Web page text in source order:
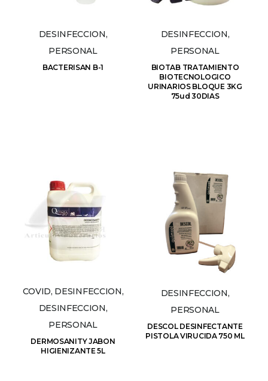
DESINFECCION,
PERSONAL
BACTERISAN B-1
DESINFECCION,
PERSONAL
BIOTAB TRATAMIENTO
BIOTECNOLOGICO
URINARIOS BLOQUE 3KG
75ud 30DIAS
COVID, DESINFECCION,
DESINFECCION,
PERSONAL
DERMOSANITY JABON
HIGIENIZANTE 5L
DESINFECCION,
PERSONAL
DESCOL DESINFECTANTE
PISTOLA VIRUCIDA 750 ML